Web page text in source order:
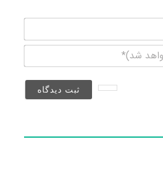
(منتشر